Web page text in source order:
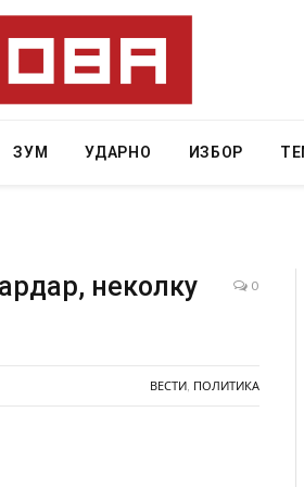
ЗУМ УДАРНО ИЗБОР
неколку
0
ВЕСТИ ПОЛИТИКА